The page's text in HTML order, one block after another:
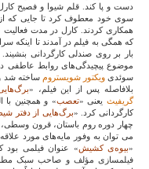
دست و پا کند. قلم شیوا و فصیح
سوی خود معطوف کرد تا جایی که
بار بر روی صندلی کارگردانی
موضوع پیچیدگی‌های روابط عاطفی
سوئدیویکتور شویستروم ساخته شد و
بلافاصله پس از این فیلم، «
گریفیثیعنی «تعصب» و همچنین با
کارگردانی کرد. «برگ‌هایی از دفتر
چهار دوره روم باستان، قرون
می توان به وفور مایه‌های مورد
«بیوه‌ی کشیش» عنوان فیلمی بود
فیلمسازی مؤلف و صاحب سبک